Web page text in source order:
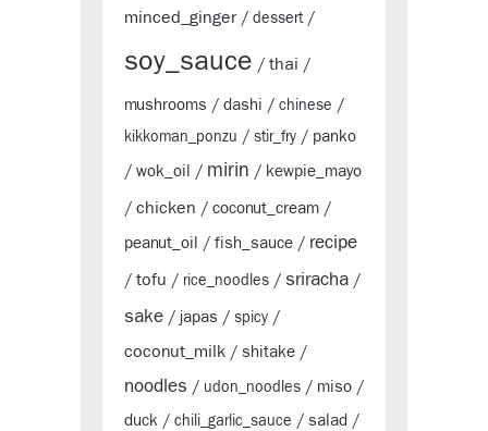
minced_ginger/ dessert/
soy_sauce / thai /
mushrooms / dashi / chinese /
kikkoman_ponzu / stir_fry / panko
/ wok_oil / mirin / kewpie_mayo
/ chicken / coconut_cream /
peanut_oil / fish_sauce / recipe
/ tofu / rice_noodles / sriracha /
sake / japas / spicy /
coconut_milk / shitake /
noodles / udon_noodles / miso /
duck / chili_garlic_sauce / salad /